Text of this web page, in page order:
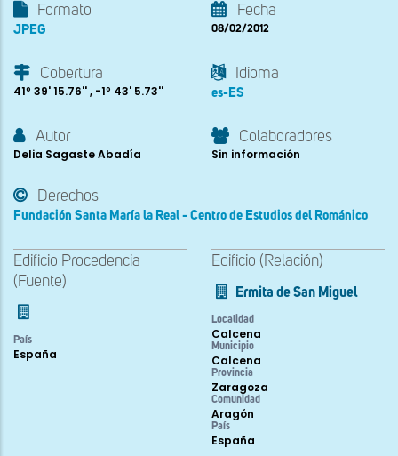
Formato
JPEG
Fecha
08/02/2012
Cobertura
41º 39' 15.76'' , -1º 43' 5.73''
Idioma
es-ES
Autor
Delia Sagaste Abadía
Colaboradores
Sin información
Derechos
Fundación Santa María la Real - Centro de Estudios del Románico
Edificio Procedencia
(Fuente)
País
España
Edificio (Relación)
Ermita de San Miguel
Localidad
Calcena
Municipio
Calcena
Provincia
Zaragoza
Comunidad
Aragón
País
España